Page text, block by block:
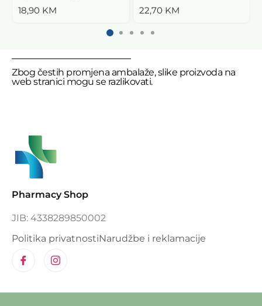
18,90 KM 22,70 KM
Zbog čestih promjena ambalaže, slike proizvoda na
web stranici mogu se razlikovati.
Pharmacy Shop
JIB: 4338289850002
Politika privatnostiNarudžbe i reklamacije